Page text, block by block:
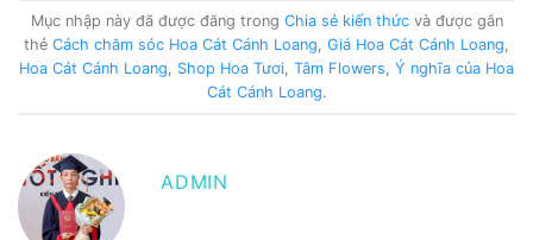
Mục nhập này đã được đăng trong Chia sẻ kiến thứcvà được gắn
thẻ Cách chăm sóc Hoa Cát Cánh Loang Giá Hoa Cát Cánh Loang
Hoa Cát Cánh Loang
Shop Hoa Tươi Tâm Flowers Ý nghĩa của Hoa
Cát Cánh Loang.
ADMIN